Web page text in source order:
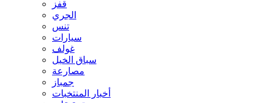
قفز
الجري
تنس
سيارات
غولف
سباق الخيل
مصارعة
جمباز
أخبار المنتخبات